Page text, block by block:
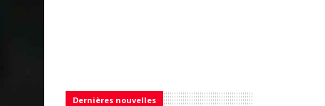
Dernières nouvelles